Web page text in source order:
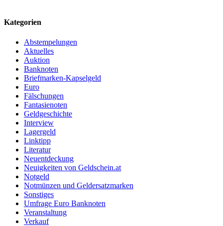
Kategorien
Abstempelungen
Aktuelles
Auktion
Banknoten
Briefmarken-Kapselgeld
Euro
Fälschungen
Fantasienoten
Geldgeschichte
Interview
Lagergeld
Linktipp
Literatur
Neuentdeckung
Neuigkeiten von Geldschein.at
Notgeld
Notmünzen und Geldersatzmarken
Sonstiges
Umfrage Euro Banknoten
Veranstaltung
Verkauf